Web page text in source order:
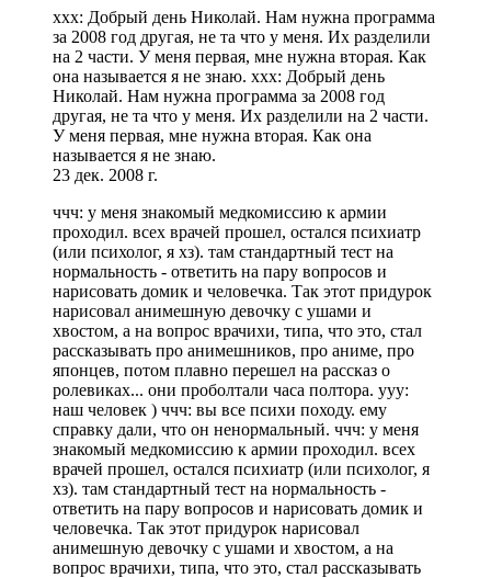
xxx: Добрый день Николай. Нам нужна программа
за 2008 год другая, не та что у меня. Их разделили
на 2 части. У меня первая, мне нужна вторая. Как
она называется я не знаю. xxx: Добрый день
Николай. Нам нужна программа за 2008 год
другая, не та что у меня. Их разделили на 2 части.
У меня первая, мне нужна вторая. Как она
называется я не знаю.
23 дек. 2008 г.
ччч: у меня знакомый медкомиссию к армии
проходил. всех врачей прошел, остался психиатр
(или психолог, я хз). там стандартный тест на
нормальность - ответить на пару вопросов и
нарисовать домик и человечка. Так этот придурок
нарисовал анимешную девочку с ушами и
хвостом, а на вопрос врачихи, типа, что это, стал
рассказывать про анимешников, про аниме, про
японцев, потом плавно перешел на рассказ о
ролевиках... они проболтали часа полтора. ууу:
наш человек ) ччч: вы все психи походу. ему
справку дали, что он ненормальный. ччч: у меня
знакомый медкомиссию к армии проходил. всех
врачей прошел, остался психиатр (или психолог, я
хз). там стандартный тест на нормальность -
ответить на пару вопросов и нарисовать домик и
человечка. Так этот придурок нарисовал
анимешную девочку с ушами и хвостом, а на
вопрос врачихи, типа, что это, стал рассказывать